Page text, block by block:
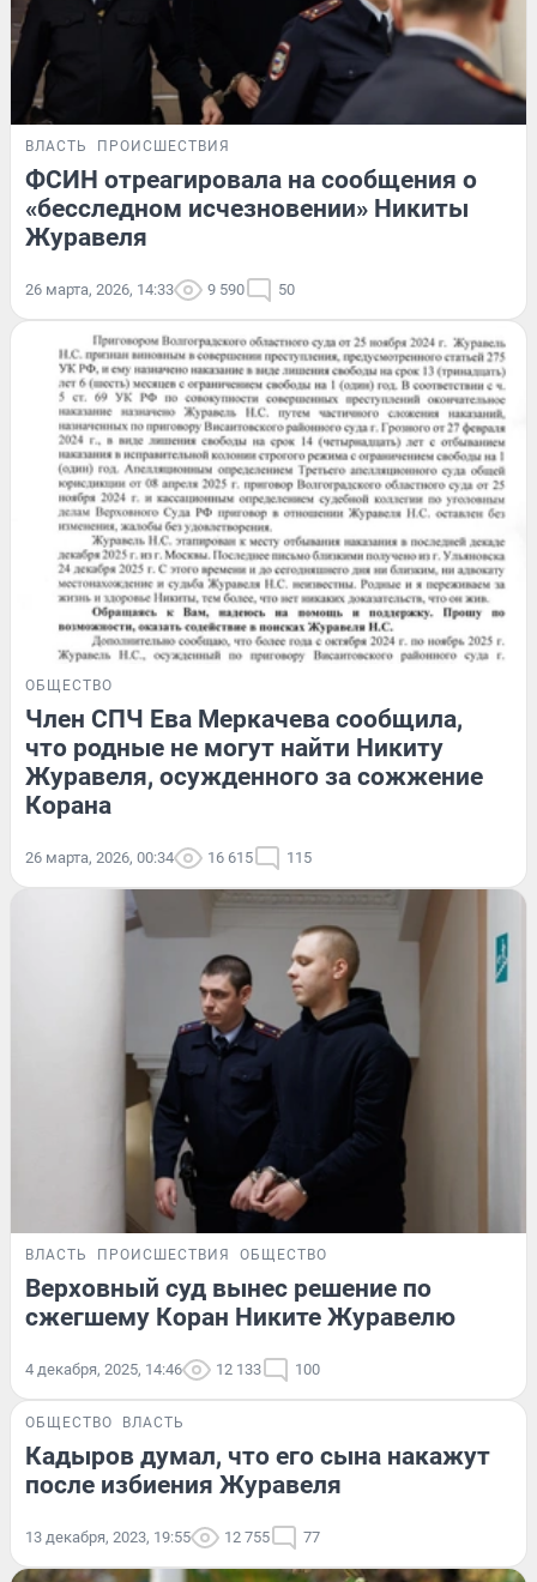
ВЛАСТЬ ПРОИСШЕСТВИЯ
ФСИН отреагировала на сообщения о
«бесследном исчезновении» Никиты
Журавеля
26 марта, 2026, 14:33 9 590 50
ОБЩЕСТВО
Член СПЧ Ева Меркачева сообщила,
что родные не могут найти Никиту
Журавеля, осужденного за сожжение
Корана
26 марта, 2026, 00:34 16 615 115
ВЛАСТЬ ПРОИСШЕСТВИЯ ОБЩЕСТВО
Верховный суд вынес решение по
сжегшему Коран Никите Журавелю
4 декабря, 2025, 14:46 12 133 100
ОБЩЕСТВО ВЛАСТЬ
Кадыров думал, что его сына накажут
после избиения Журавеля
13 декабря, 2023, 19:55 12 755 77